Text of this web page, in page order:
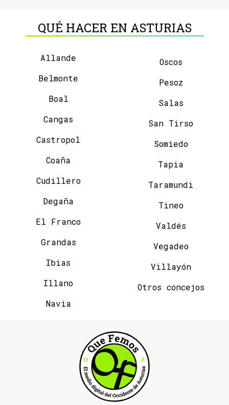
QUÉ HACER EN ASTURIAS
Allande
Belmonte
Boal
Cangas
Castropol
Coaña
Cudillero
Degaña
El Franco
Grandas
Ibias
Illano
Navia
Oscos
Pesoz
Salas
San Tirso
Somiedo
Tapia
Taramundi
Tineo
Valdés
Vegadeo
Villayón
Otros concejos